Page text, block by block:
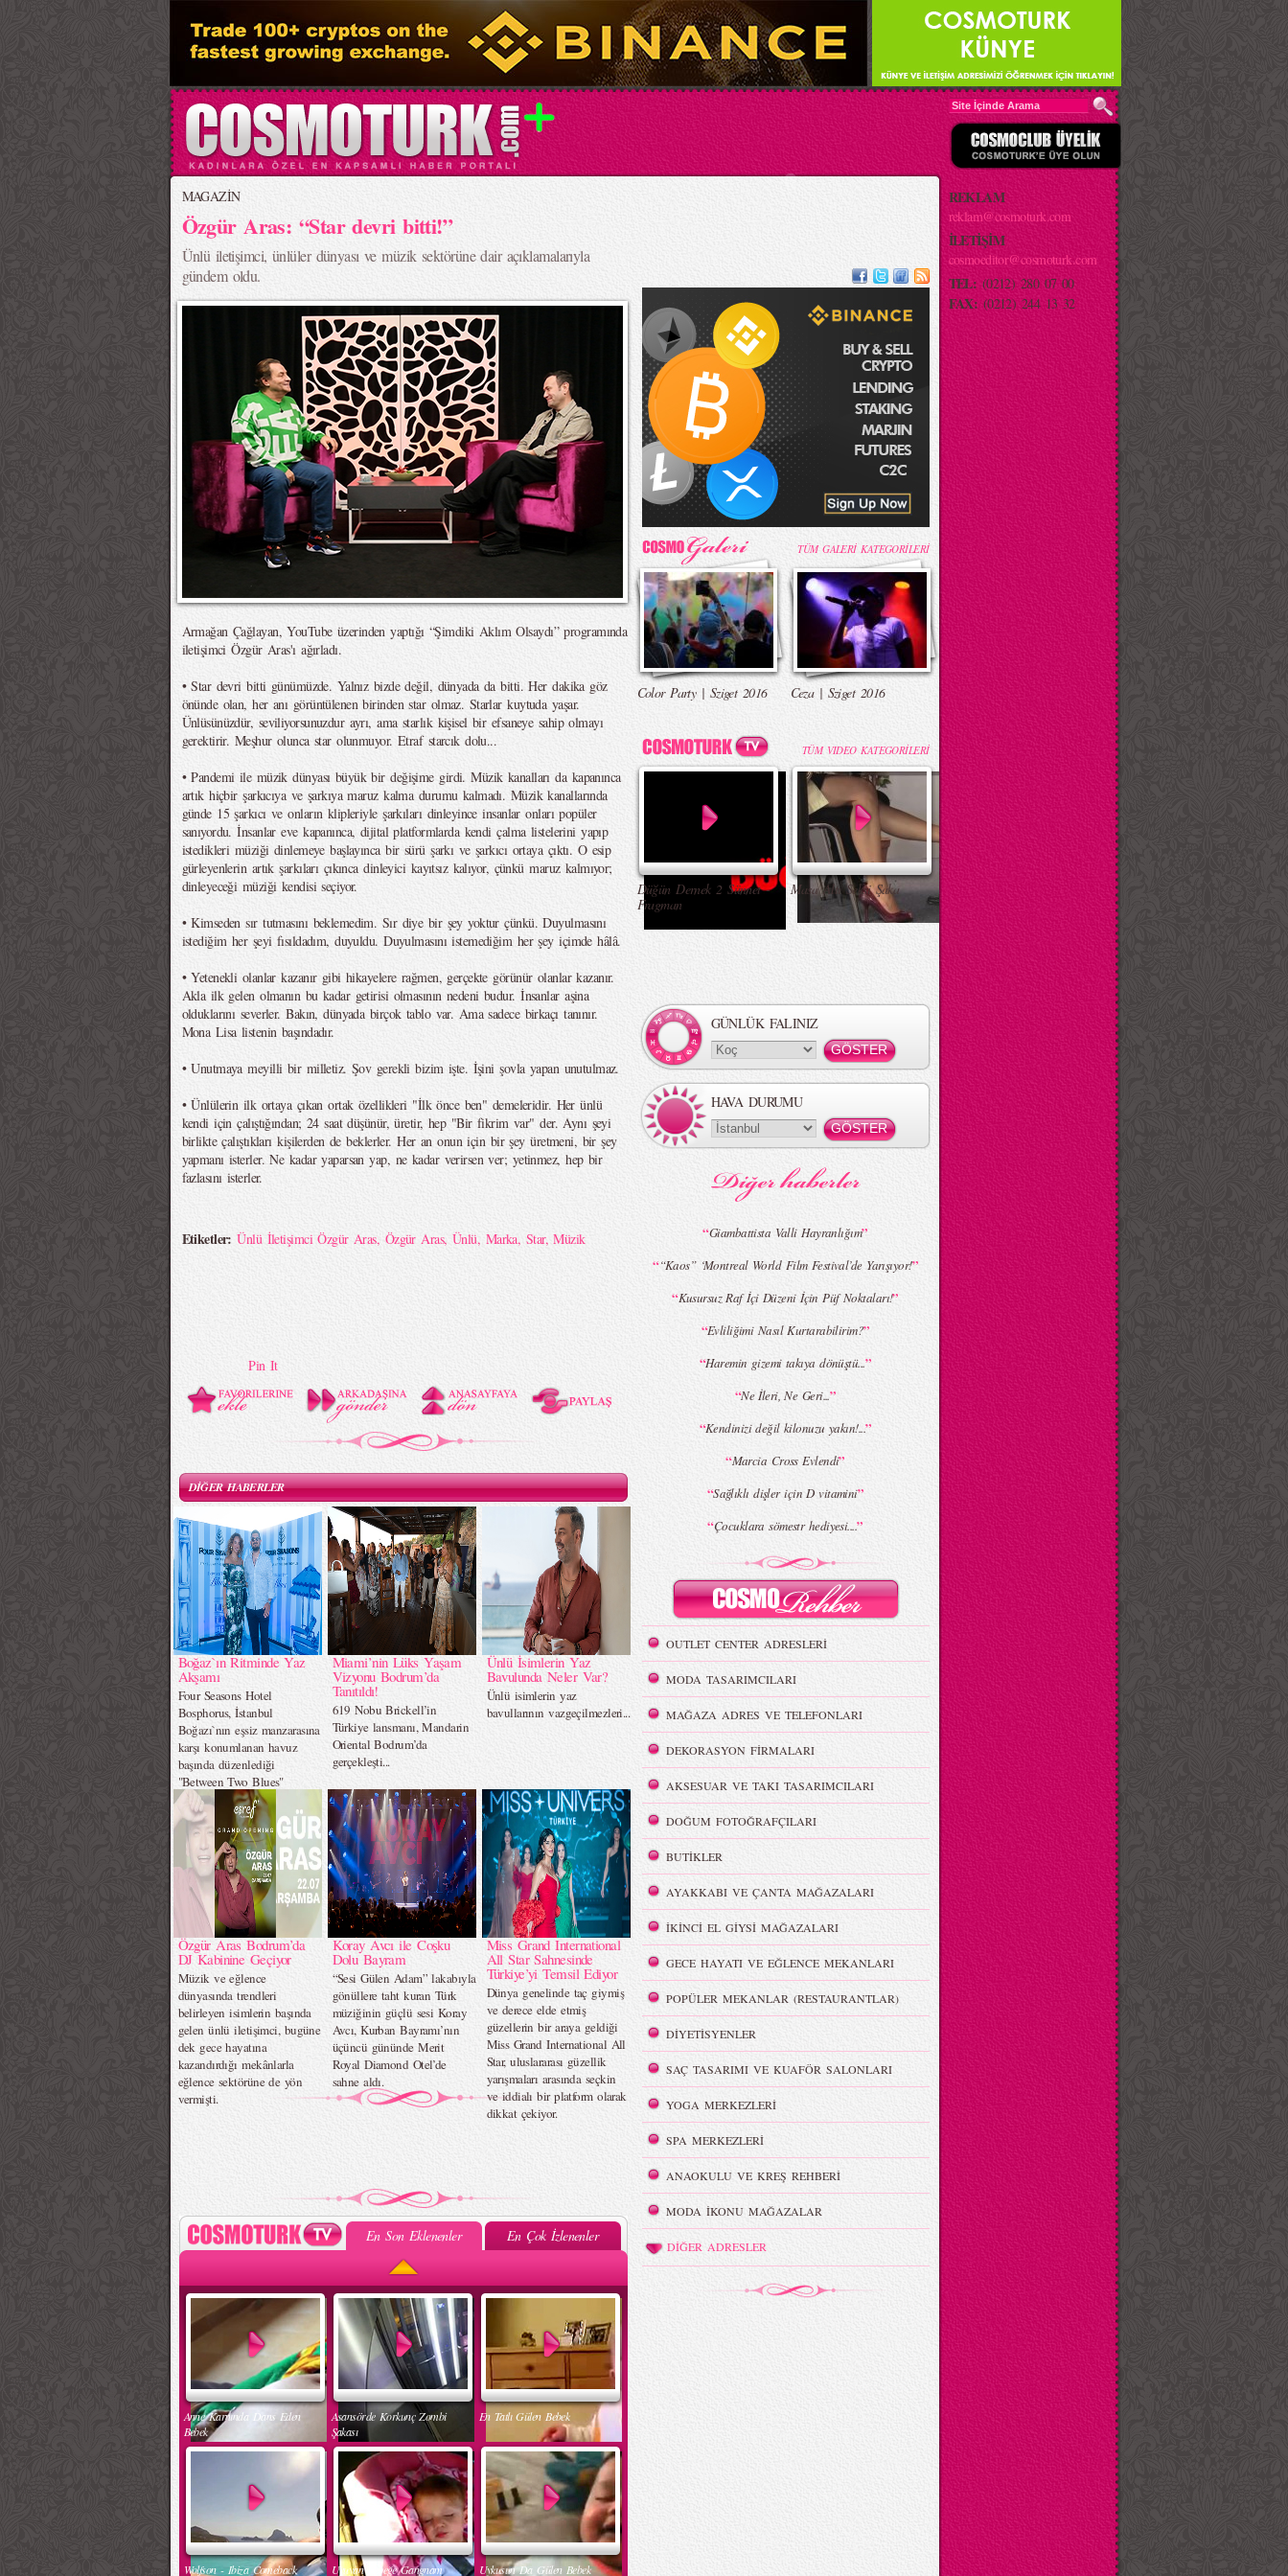
MAGAZİN
Özgür Aras: “Star devri bitti!”
Ünlü iletişimci, ünlüler dünyası ve müzik sektörüne dair açıklamalarıyla
gündem oldu.
Armağan Çağlayan, YouTube üzerinden yaptığı “Şimdiki Aklım Olsaydı” programında
iletişimci Özgür Aras'ı ağırladı.
• Star devri bitti günümüzde. Yalnız bizde değil, dünyada da bitti. Her dakika göz
önünde olan, her anı görüntülenen birinden star olmaz. Starlar kuytuda yaşar.
Ünlüsünüzdür, seviliyorsunuzdur ayrı, ama starlık kişisel bir efsaneye sahip olmayı
gerektirir. Meşhur olunca star olunmuyor. Etraf starcık dolu...
• Pandemi ile müzik dünyası büyük bir değişime girdi. Müzik kanalları da kapanınca
artık hiçbir şarkıcıya ve şarkıya maruz kalma durumu kalmadı. Müzik kanallarında
günde 15 şarkıcı ve onların klipleriyle şarkıları dinleyince insanlar onları popüler
sanıyordu. İnsanlar eve kapanınca, dijital platformlarda kendi çalma listelerini yapıp
istedikleri müziği dinlemeye başlayınca bir sürü şarkı ve şarkıcı ortaya çıktı. O esip
gürleyenlerin artık şarkıları çıkınca dinleyici kayıtsız kalıyor, çünkü maruz kalmıyor;
dinleyeceği müziği kendisi seçiyor.
• Kimseden sır tutmasını beklemedim. Sır diye bir şey yoktur çünkü. Duyulmasını
istediğim her şeyi fısıldadım, duyuldu. Duyulmasını istemediğim her şey içimde hâlâ.
• Yetenekli olanlar kazanır gibi hikayelere rağmen, gerçekte görünür olanlar kazanır.
Akla ilk gelen olmanın bu kadar getirisi olmasının nedeni budur. İnsanlar aşina
olduklarını severler. Bakın, dünyada birçok tablo var. Ama sadece birkaçı tanınır.
Mona Lisa listenin başındadır.
• Unutmaya meyilli bir milletiz. Şov gerekli bizim işte. İşini şovla yapan unutulmaz.
• Ünlülerin ilk ortaya çıkan ortak özellikleri "İlk önce ben" demeleridir. Her ünlü
kendi için çalıştığından; 24 saat düşünür, üretir, hep "Bir fikrim var" der. Aynı şeyi
birlikte çalıştıkları kişilerden de beklerler. Her an onun için bir şey üretmeni, bir şey
yapmanı isterler. Ne kadar yaparsan yap, ne kadar verirsen ver; yetinmez, hep bir
fazlasını isterler.
Etiketler:Ünlü İletişimci Özgür Aras, Özgür Aras, Ünlü, Marka, Star,Müzik
Pin It
DİĞER HABERLER
Boğaz`ın Ritminde Yaz
Akşamı
Four Seasons Hotel
Bosphorus, İstanbul
Boğazı`nın eşsiz manzarasına
karşı konumlanan havuz
başında düzenlediği
"Between Two Blues"
davetiyle yazın en özel
akşamlarından birine ev
sahipliği yaptı.
Miami’nin Lüks Yaşam
Vizyonu Bodrum’da
Tanıtıldı!
619 Nobu Brickell’in
Türkiye lansmanı, Mandarin
Oriental Bodrum’da
gerçekleşti...
Ünlü İsimlerin Yaz
Bavulunda Neler Var?
Ünlü isimlerin yaz
bavullarının vazgeçilmezleri...
Özgür Aras Bodrum’da
DJ Kabinine Geçiyor
Müzik ve eğlence
dünyasında trendleri
belirleyen isimlerin başında
gelen ünlü iletişimci, bugüne
dek gece hayatına
kazandırdığı mekânlarla
eğlence sektörüne de yön
vermişti.
Koray Avcı ile Coşku
Dolu Bayram
“Sesi Gülen Adam” lakabıyla
gönüllere taht kuran Türk
müziğinin güçlü sesi Koray
Avcı, Kurban Bayramı’nın
üçüncü gününde Merit
Royal Diamond Otel’de
sahne aldı.
Miss Grand International
All Star Sahnesinde
Türkiye’yi Temsil Ediyor
Dünya genelinde taç giymiş
ve derece elde etmiş
güzellerin bir araya geldiği
Miss Grand International All
Star, uluslararası güzellik
yarışmaları arasında seçkin
ve iddialı bir platform olarak
dikkat çekiyor.
En Son Eklenenler En Çok İzlenenler
Anne Karnında Dans Eden
Bebek
Asansörde Korkunç Zombi
Şakası
En Tatlı Gülen Bebek
Wolfson - Ibiza Comeback
Uyuyan Bebeğe Gangnam
Uykusun Da Gülen Bebek
TÜM GALERİ KATEGORİLERİ
Color Party | Sziget 2016 Ceza | Sziget 2016
TÜM VIDEO KATEGORİLERİ
Düğün Dernek 2 Sünnet -
Fragman
Masa Altı Seksi Şaka
GÜNLÜK FALINIZ
HAVA DURUMU
“Giambattista Valli Hayranlığım”
““Kaos” ‘Montreal World Film Festival’de Yarışıyor!”
“Kusursuz Raf İçi Düzeni İçin Püf Noktaları!”
“Evliliğimi Nasıl Kurtarabilirim?”
“Haremin gizemi takıya dönüştü...”
“Ne İleri, Ne Geri...”
“Kendinizi değil kilonuzu yakın!...”
“Marcia Cross Evlendi”
“Sağlıklı dişler için D vitamini”
“Çocuklara sömestr hediyesi....”
OUTLET CENTER ADRESLERİ
MODA TASARIMCILARI
MAĞAZA ADRES VE TELEFONLARI
DEKORASYON FİRMALARI
AKSESUAR VE TAKI TASARIMCILARI
DOĞUM FOTOĞRAFÇILARI
BUTİKLER
AYAKKABI VE ÇANTA MAĞAZALARI
İKİNCİ EL GİYSİ MAĞAZALARI
GECE HAYATI VE EĞLENCE MEKANLARI
POPÜLER MEKANLAR (RESTAURANTLAR)
DİYETİSYENLER
SAÇ TASARIMI VE KUAFÖR SALONLARI
YOGA MERKEZLERİ
SPA MERKEZLERİ
ANAOKULU VE KREŞ REHBERİ
MODA İKONU MAĞAZALAR
DİĞER ADRESLER
REKLAM
reklam@cosmoturk.com
İLETİŞİM
cosmoeditor@cosmoturk.com
TEL: (0212) 280 07 00
FAX: (0212) 244 13 32